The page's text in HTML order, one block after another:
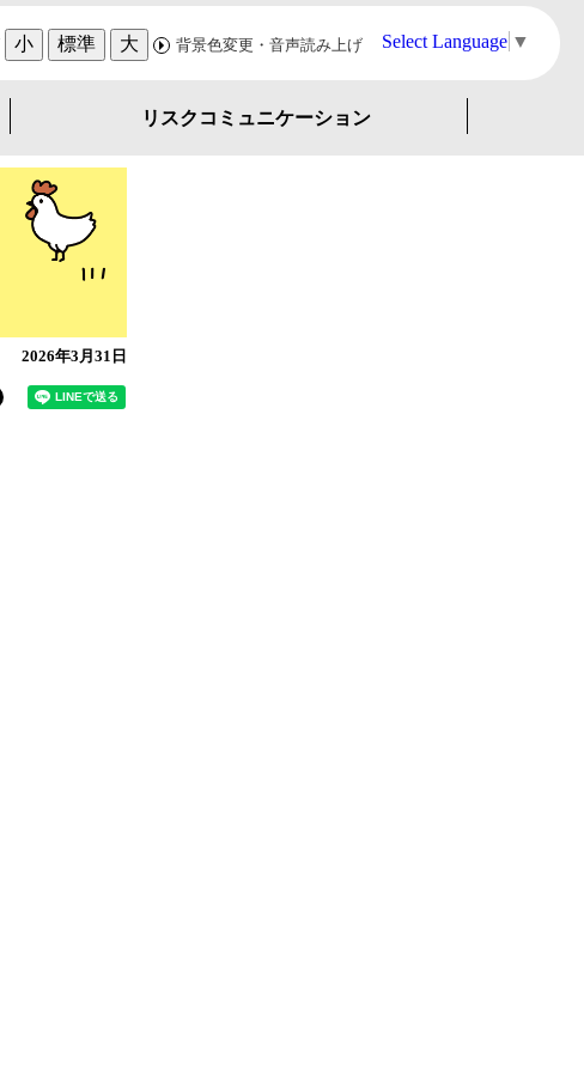
小 標準 大 背景色変更・音声読み上げ Select Language ▼
リスクコミュニケーション
2026年3月31日